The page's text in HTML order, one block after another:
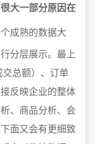
大一部分原因在
成熟的数据大
分层展示。最上
总额）、订单
反映企业的整体
、商品分析、会
面又会有更细致